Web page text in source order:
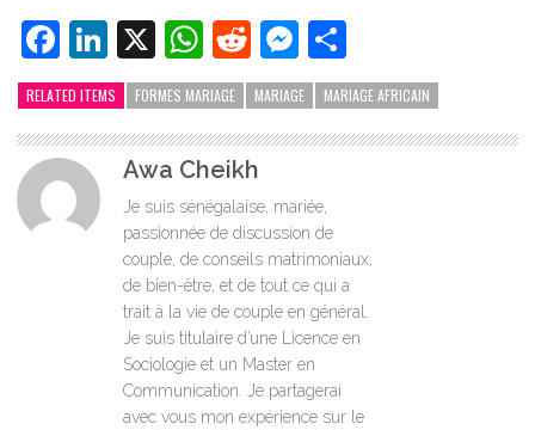
Facebook
LinkedIn
X WhatsApp
RedditMessenger
RELATED ITEMS FORMES MARIAGE MARIAGE MARIAGE AFRICAIN
Awa Cheikh
Je suis sénégalaise, mariée,
passionnée de discussion de
couple, de conseils matrimoniaux,
de bien-être, et de tout ce qui a
trait à la vie de couple en général.
Je suis titulaire d’une Licence en
Sociologie et un Master en
Communication. Je partagerai
avec vous mon expérience sur le